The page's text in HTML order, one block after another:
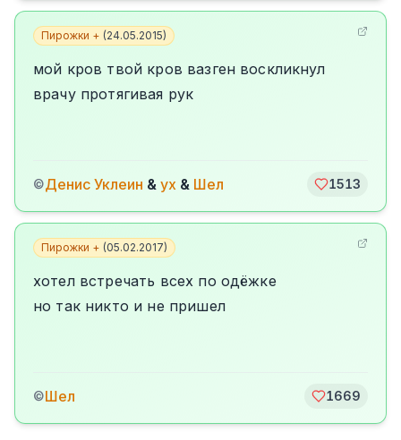
Пирожки + (24.05.2015)
мой кров твой кров вазген воскликнул
врачу протягивая рук
©Денис Уклеин & ух & Шел 1513
Пирожки + (05.02.2017)
хотел встречать всех по одёжке
но так никто и не пришел
©Шел 1669